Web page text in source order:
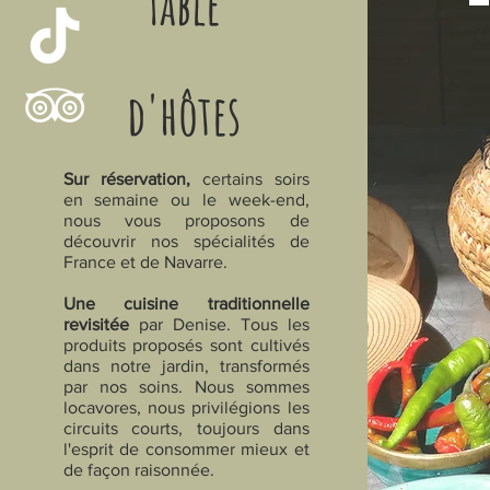
PETIT
l sera servidans le loft, dans l'atelier au coin du feu
plein air,sur la terrasse, vue sur le verger, selon vos
en fonction des saisons. Laissez- vous surprendre par
Marie-Louise, nos adorables brebis d'Ouessant !
d'hôtes
Sur réservation, certains soirs
en semaine ou le week-end,
nous vous proposons de
découvrir nos spécialités de
France et de Navarre.
Une cuisine traditionnelle
revisitéepar Denise. Tous les
produits proposés sont cultivés
dans notre jardin, transformés
par nos soins. Nous sommes
locavores, nous privilégions les
circuits courts, toujours dans
l'esprit de consommer mieux et
de façon raisonnée.